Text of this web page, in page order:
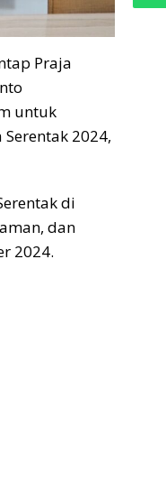
Praja
untuk
2024,
di
dan
2024.